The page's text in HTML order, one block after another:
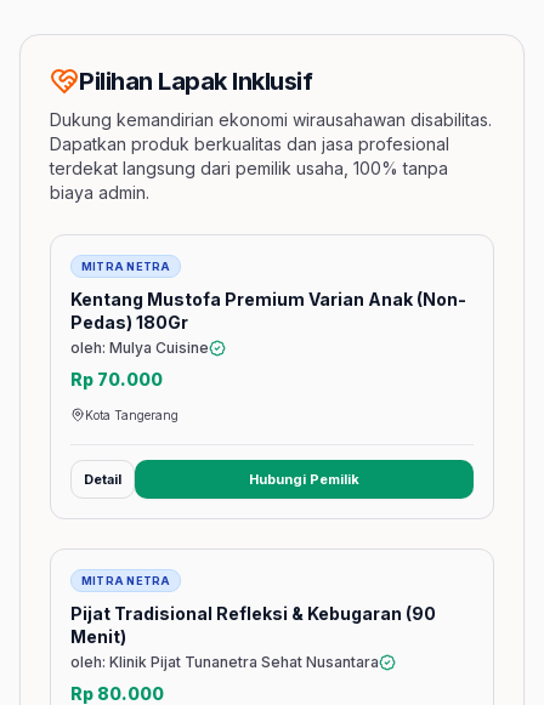
Pilihan Lapak Inklusif
Dukung kemandirian ekonomi wirausahawan disabilitas.
Dapatkan produk berkualitas dan jasa profesional
terdekat langsung dari pemilik usaha, 100% tanpa
biaya admin.
Barang
MITRA NETRA
Kentang Mustofa Premium Varian Anak (Non-
Pedas) 180Gr
oleh: Mulya Cuisine
Rp 70.000
Kota Tangerang
Detail Hubungi Pemilik(membuka tab baru)
Jasa
MITRA NETRA
Pijat Tradisional Refleksi & Kebugaran (90
Menit)
oleh: Klinik Pijat Tunanetra Sehat Nusantara
Rp 80.000